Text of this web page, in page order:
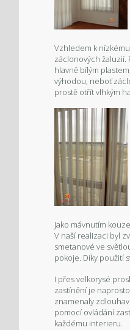
Vzhledem k
záclonových
hlavně bílým
výhodou, neboť
prostě otřít vlhkým
Jako mávnutím
V naší realizaci byl
smetanové ve
pokoje. Díky použití
I přes velkorysé
zastínění je
znamenaly
pomocí ovládání
každému interieru.